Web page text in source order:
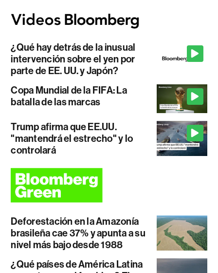
¿Qué hay detrás de la inusual
intervención sobre el yen por
parte de EE. UU. y Japón?
Copa Mundial de la FIFA: La
batalla de las marcas
Trump afirma que EE.UU.
"mantendrá el estrecho" y lo
controlará
Deforestación en la Amazonía
brasileña cae 37% y apunta a su
nivel más bajo desde 1988
¿Qué países de América Latina